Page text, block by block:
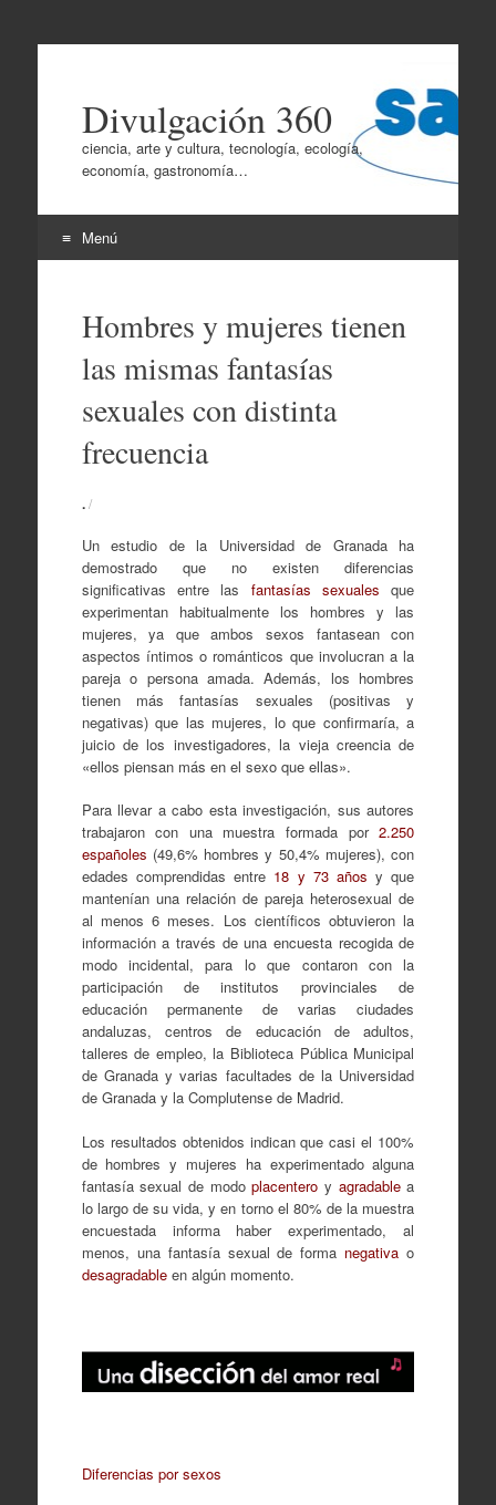
Divulgación 360
ciencia, arte y cultura, tecnología, ecología,
economía, gastronomía…
Menú
contenidoHombres y mujeres tienen
las mismas fantasías
sexuales con distinta
frecuencia
./
Un estudio de la Universidad de Granada ha
demostrado que no existen diferencias
significativas entre las fantasías sexuales que
experimentan habitualmente los hombres y las
mujeres, ya que ambos sexos fantasean con
aspectos íntimos o románticos que involucran a la
pareja o persona amada. Además, los hombres
tienen más fantasías sexuales (positivas y
negativas) que las mujeres, lo que confirmaría, a
juicio de los investigadores, la vieja creencia de
«ellos piensan más en el sexo que ellas».
Para llevar a cabo esta investigación, sus autores
trabajaron con una muestra formada por2.250
españoles (49,6% hombres y 50,4% mujeres), con
edades comprendidas entre 18 y 73 años y que
mantenían una relación de pareja heterosexual de
al menos 6 meses. Los científicos obtuvieron la
información a través de una encuesta recogida de
modo incidental, para lo que contaron con la
participación de institutos provinciales de
educación permanente de varias ciudades
andaluzas, centros de educación de adultos,
talleres de empleo, la Biblioteca Pública Municipal
de Granada y varias facultades de la Universidad
de Granada y la Complutense de Madrid.
Los resultados obtenidos indican que casi el 100%
de hombres y mujeres ha experimentado alguna
fantasía sexual de modoplacentero y agradablea
lo largo de su vida, y en torno el 80% de la muestra
encuestada informa haber experimentado, al
menos, una fantasía sexual de forma negativa o
desagradableen algún momento.
Diferencias por sexos